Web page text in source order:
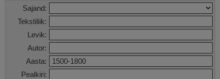
Sajand:
Tekstiliik:
Levik:
Autor:
Aasta:
Pealkiri: